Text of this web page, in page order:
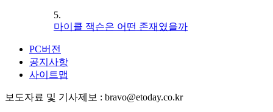
5.
마이클 잭슨은 어떤 존재였을까
PC버전
공지사항
사이트맵
보도자료 및 기사제보 : bravo@etoday.co.kr